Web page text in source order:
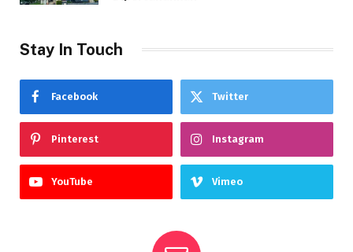
Stay In Touch
Facebook Twitter
Pinterest Instagram
YouTube Vimeo